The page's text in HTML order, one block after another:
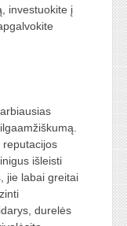
investuokite į
reputacijos
išleisti
jie labai greitai
durelės